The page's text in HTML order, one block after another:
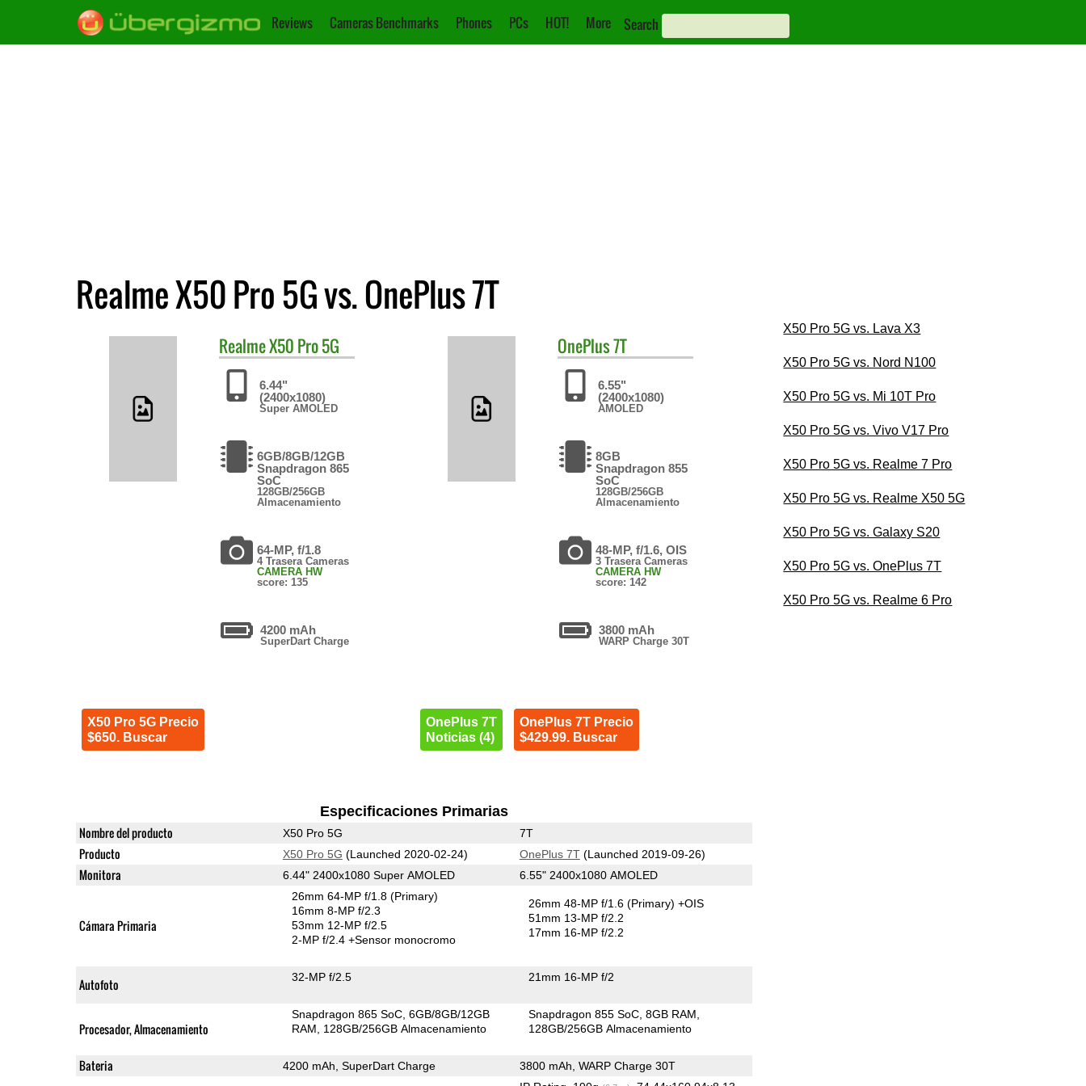
Reviews Cameras Benchmarks Phones PCs HOT! More Search
Realme X50 Pro 5G vs. OnePlus 7T
RealmeX50 Pro 5G
6.44"
(2400x1080)
Super AMOLED
6GB/8GB/12GB
Snapdragon 865
SoC
128GB/256GB
Almacenamiento
64-MP, f/1.8
4 Trasera Cameras
CAMERA HW
score: 135
4200 mAh
SuperDart Charge
X50 Pro 5G Precio
$650. Buscar
OnePlus7T
6.55"
(2400x1080)
AMOLED
8GB
Snapdragon 855
SoC
128GB/256GB
Almacenamiento
48-MP, f/1.6, OIS
3 Trasera Cameras
CAMERA HW
score: 142
3800 mAh
WARP Charge 30T
OnePlus 7T
Noticias (4)
OnePlus 7T Precio
$429.99. Buscar
Especificaciones Primarias
Nombre del producto X50 Pro 5G 7T
Producto X50 Pro 5G (Launched 2020-02-24) OnePlus 7T(Launched 2019-09-26)
Monitora 6.44" 2400x1080 Super AMOLED 6.55" 2400x1080 AMOLED
Cámara Primaria
26mm 64-MP f/1.8(Primary)
16mm 8-MP f/2.3
53mm 12-MP f/2.5
2-MP f/2.4+Sensor monocromo
26mm 48-MP f/1.6(Primary) +OIS
51mm 13-MP f/2.2
17mm 16-MP f/2.2
Autofoto 32-MP f/2.5 21mm 16-MP f/2
Procesador, Almacenamiento
Snapdragon 865 SoC 6GB/8GB/12GB
RAM
128GB/256GB Almacenamiento
Snapdragon 855 SoC 8GB RAM
128GB/256GB Almacenamiento
Bateria 4200 mAh, SuperDart Charge 3800 mAh, WARP Charge 30T
X50 Pro 5G vs. Lava X3
X50 Pro 5G vs. Nord N100
X50 Pro 5G vs. Mi 10T Pro
X50 Pro 5G vs. Vivo V17 Pro
X50 Pro 5G vs. Realme 7 Pro
X50 Pro 5G vs. Realme X50 5G
X50 Pro 5G vs. Galaxy S20
X50 Pro 5G vs. OnePlus 7T
X50 Pro 5G vs. Realme 6 Pro